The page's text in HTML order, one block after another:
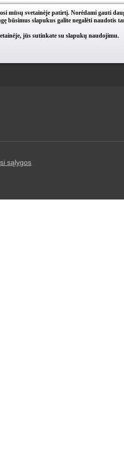
mūsų svetainėje patirtį. Norėdami gauti
būsimus slapukus galite negalėti naudotis
jūs sutinkate su slapukų naudojimu.
sąlygos